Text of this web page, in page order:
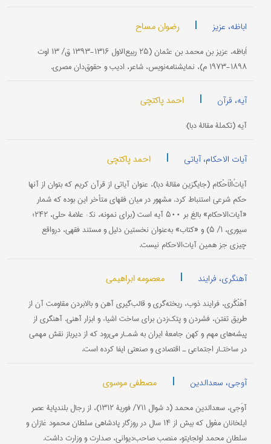
اباظه، عزیز | رضوان مساح
اَباظه، عزیز بن محمد بن عثمان (۲۵ ربیع‌الاول ۱۳۱۶-۱۳۹۳ ق/ ۱۳ اوت
۱۸۹۸-۱۹۷۳ م)، نمایشنامه‌نویس، شاعر، ادیب و حقوق‌دان مصری.
آیه، قرآن | احمد پاکتچی
آيه (تکملۀ مقالۀ دبا):
آیات الاحکام، آیاتی | احمد پاکتچی
آیاتُ‌الْاَحْکام (جایگزین مقالۀ دبا)، عنوان آیاتی از قرآن کریم که بتوان از آنها
حکم شرعی استنباط کرد. مشهور در میان فقهای متأخر این بوده که شمار
«آیات‌الاحکام» بالغ بر ۵۰۰ آیه است (برای نمونه، نک‍ : علامۀ حلی، ۲۴۲؛
سیوری، ۱/ ۵) و «کتاب» به‌عنوان نخستین دلیل و مستند فقهی، درواقع
چیزی جز همین آیات‌الاحکام نیست.
آهنگری، فرایند | معصومه ابراهیمی
آهَنْگَری، فرایند ذوب، ریخته‌گری و قالب‌گیری آهن و بالابردن مقاومت آن از
طریق تفتن، فشردن و پتک‌زدن برای ساخت اشیاء و ابزار آهنی. آهنگری از
پیشه‌های مهم و کهن جامعۀ ایران به شمـار می‌رود که از دیرباز نقش مهمی
در ساختـار اجتماعی ـ اقتصادی و صنعتی ایفا کرده است.
آوجی، سعدالدین | مصطفی موسوی
آوَجی، سعدالدین محمد (د شوال ۷۱۱/ فوریۀ ۱۳۱۲)، از رجال بلندپایۀ عصر
ایلخانان مغول که بیش از ۱۴ سال در روزگار پادشاهی سلطان محمود غازان و
سلطان محمد اولجایتو، منصب صاحب‌دیوانی، صدارت و وزارت داشت.